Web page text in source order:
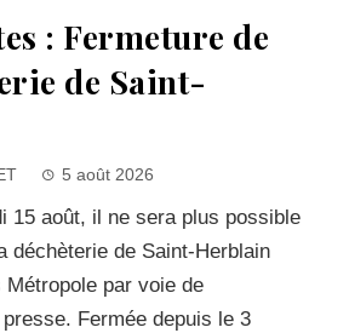
: Fermeture de
de Saint-
5 août 2026
15 août, il ne sera plus possible
déchèterie de Saint-Herblain
Métropole par voie de
Fermée depuis le 3